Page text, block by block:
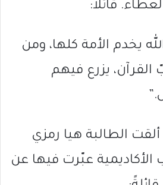
قائلاً:
يخدم الأمة كلها، ومن
القرآن، يزرع فيهم
الطالبة هيا رمزي
عبّرت فيها عن